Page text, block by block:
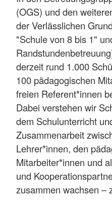
(OGS) und den
der Verlässlichen
"Schule von 8 bis 1"
derzeit rund 1.000
100 pädagogischen
freien Referent*innen
Dabei verstehen wir
dem Schulunterricht
Zusammenarbeit
Lehrer*innen, den
Mitarbeiter*innen und
und
zusammen wachsen –